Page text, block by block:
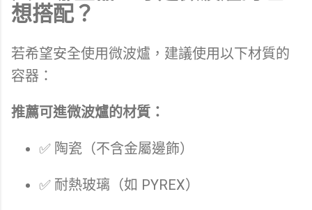
想搭配？
若希望安全使用微波爐，建議使用以下材質的
容器：
推薦可進微波爐的材質：
✅ 陶瓷（不含金屬邊飾）
✅ 耐熱玻璃（如 PYREX）